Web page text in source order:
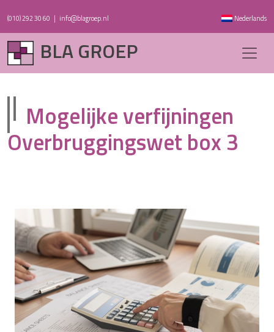
(010) 292 30 60 | info@blagroep.nl Nederlands
BLA GROEP
Mogelijke verfijningen
Overbruggingswet box 3